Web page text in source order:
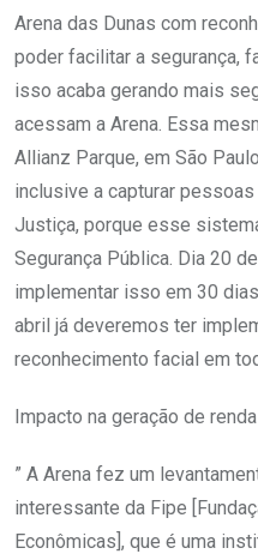
Arena das Dunas com
poder facilitar a segurança,
isso acaba gerando mais
acessam a Arena. Essa
Allianz Parque, em São
inclusive a capturar
Justiça, porque esse
Segurança Pública. Dia 20
implementar isso em 30
abril já deveremos ter
reconhecimento facial em
Impacto na geração de renda
” A Arena fez um
interessante da Fipe
Econômicas], que é uma